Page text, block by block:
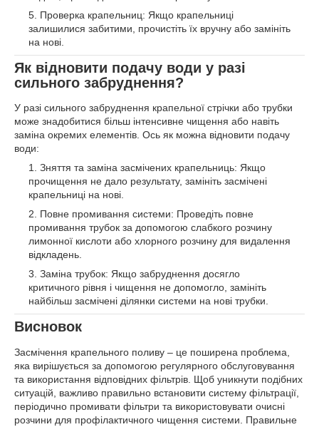
Проверка крапельниц: Якщо крапельниці
залишилися забитими, прочистіть їх вручну або замініть
на нові.
Як відновити подачу води у разі
сильного забруднення?
У разі сильного забруднення крапельної стрічки або трубки
може знадобитися більш інтенсивне чищення або навіть
заміна окремих елементів. Ось як можна відновити подачу
води:
Зняття та заміна засмічених крапельниць: Якщо
прочищення не дало результату, замініть засмічені
крапельниці на нові.
Повне промивання системи: Проведіть повне
промивання трубок за допомогою слабкого розчину
лимонної кислоти або хлорного розчину для видалення
відкладень.
Заміна трубок: Якщо забруднення досягло
критичного рівня і чищення не допомогло, замініть
найбільш засмічені ділянки системи на нові трубки.
Висновок
Засмічення крапельного поливу – це поширена проблема,
яка вирішується за допомогою регулярного обслуговування
та використання відповідних фільтрів. Щоб уникнути подібних
ситуацій, важливо правильно встановити систему фільтрації,
періодично промивати фільтри та використовувати очисні
розчини для профілактичного чищення системи. Правильне